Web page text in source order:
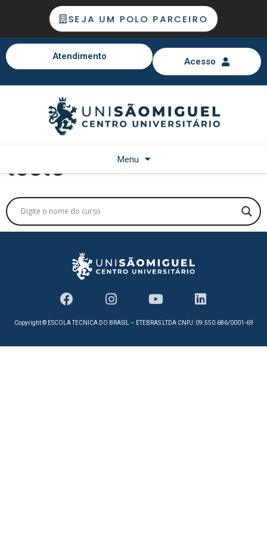
SEJA UM POLO PARCEIRO
Atendimento Acesso
Menu
teste
Copyright © ESCOLA TECNICA DO BRASIL – ETEBRAS LTDA CNPJ: 09.550.686/0001-69